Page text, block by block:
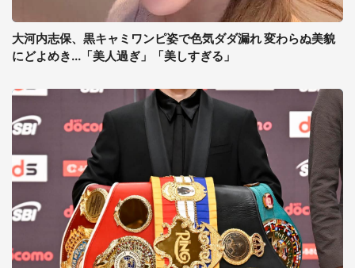
大河内志保、黒キャミワンピ姿で色気ダダ漏れ 変わらぬ美貌
にどよめき...「美人過ぎ」「美しすぎる」